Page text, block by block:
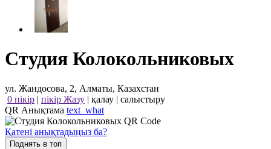
Студия Колокольниковых
ул. Жандосова, 2, Алматы, Казахстан
0 пікір | пікір Жазу | қалау | салыстыру
QR Анықтама text_what
Қатені анықтадыңыз ба?
Поднять в топ